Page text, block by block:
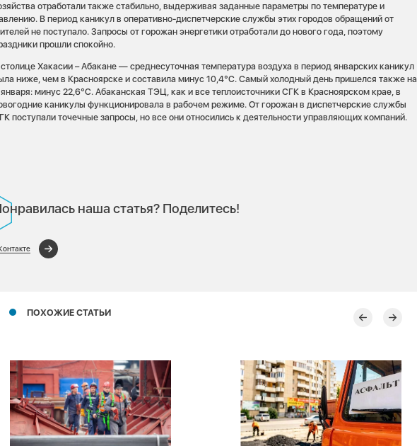
отработали также стабильно, выдерживая заданные параметры по температуре и
В период каникул в оперативно-диспетчерские службы этих городов обращений от
не поступало. Запросы от горожан энергетики отработали до нового года, поэтому
прошли спокойно.
Хакасии – Абакане — среднесуточная температура воздуха в период январских каникул
ниже, чем в Красноярске и составила минус 10,4°C. Самый холодный день пришелся также на
минус 22,6°C. Абаканская ТЭЦ, как и все теплоисточники СГК в Красноярском крае, в
каникулы функционировала в рабочем режиме. От горожан в диспетчерские службы
поступали точечные запросы, но все они относились к деятельности управляющих компаний.
наша статья? Поделитесь!
ПОХОЖИЕ СТАТЬИ